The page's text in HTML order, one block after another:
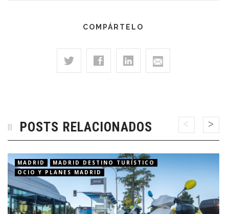
COMPÁRTELO
POSTS RELACIONADOS
MADRID
MADRID DESTINO TURÍSTICO
OCIO Y PLANES MADRID